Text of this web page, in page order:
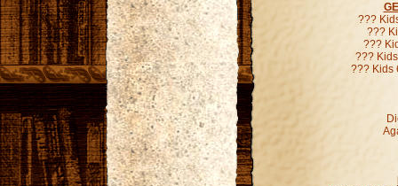
???
???
???
???
??? Kids